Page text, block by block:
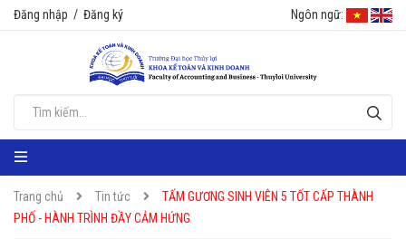
Đăng nhập / Đăng ký Ngôn ngữ:
Trang chủ Tin tức
TẤM GƯƠNG SINH VIÊN 5 TỐT CẤP THÀNH
PHỐ - HÀNH TRÌNH ĐẦY CẢM HỨNG